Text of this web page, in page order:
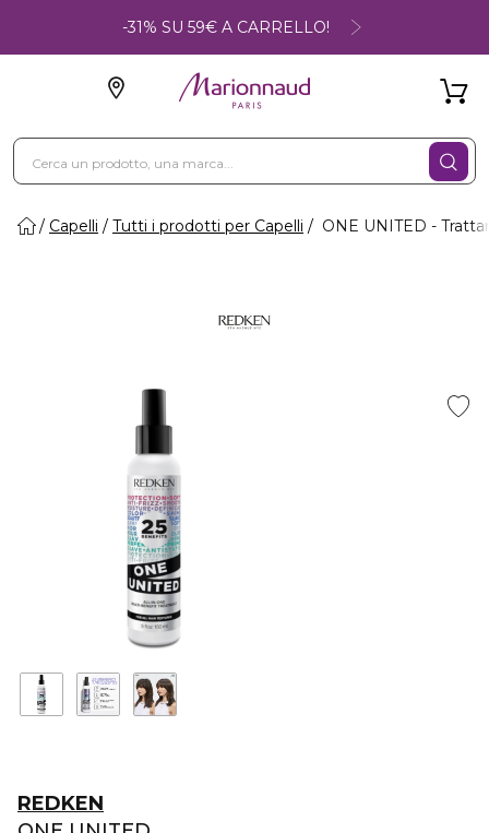
-31% SU 59€ A CARRELLO!
Capelli Tutti i prodotti per Capelli ONE UNITED -
REDKEN